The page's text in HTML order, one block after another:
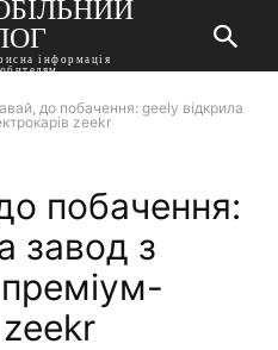
інформація
до побачення: geely відкрила
zeekr
побачення:
завод з